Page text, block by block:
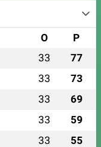
O P
33 77
33 73
33 69
33 59
33 55